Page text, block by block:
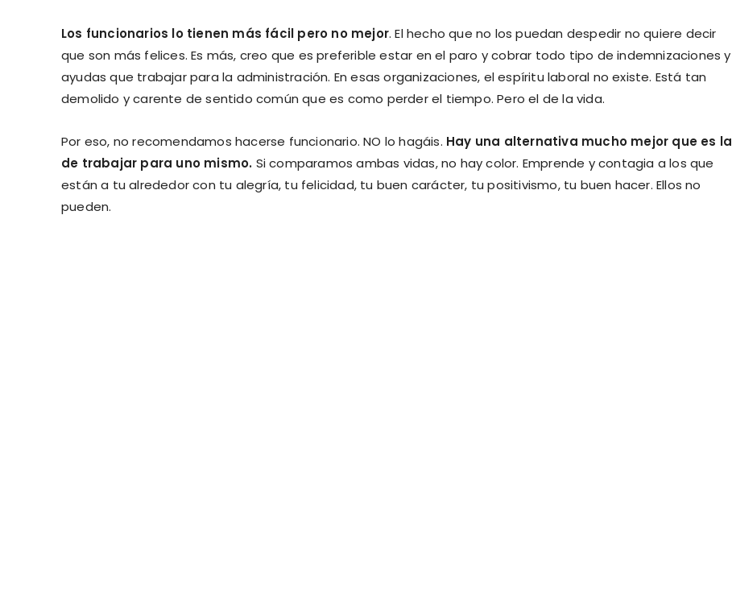
Los funcionarios lo tienen más fácil pero no mejor. El hecho que no los puedan despedir no quiere decir
que son más felices. Es más, creo que es preferible estar en el paro y cobrar todo tipo de indemnizaciones y
ayudas que trabajar para la administración. En esas organizaciones, el espíritu laboral no existe. Está tan
demolido y carente de sentido común que es como perder el tiempo. Pero el de la vida.
Por eso, no recomendamos hacerse funcionario. NO lo hagáis. Hay una alternativa mucho mejor que es la
de trabajar para uno mismo. Si comparamos ambas vidas, no hay color. Emprende y contagia a los que
están a tu alrededor con tu alegría, tu felicidad, tu buen carácter, tu positivismo, tu buen hacer. Ellos no
pueden.